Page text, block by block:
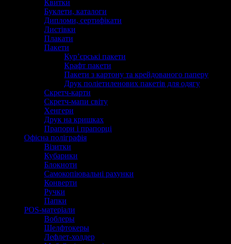
Квитки
Буклети, каталоги
Дипломи, сертифікати
Листівки
Плакати
Пакети
Кур’єрські пакети
Крафт пакети
Пакети з картону та крейдованого паперу
Друк поліетиленових пакетів для одягу
Скретч-карти
Скретч-мапи світу
Хенгери
Друк на кришках
Прапори і прапорці
Офісна поліграфія
Візитки
Кубарики
Блокноти
Самокопіювальні рахунки
Конверти
Ручки
Папки
POS-матеріали
Воблеры
Шелфтокеры
Лефлет-холдер